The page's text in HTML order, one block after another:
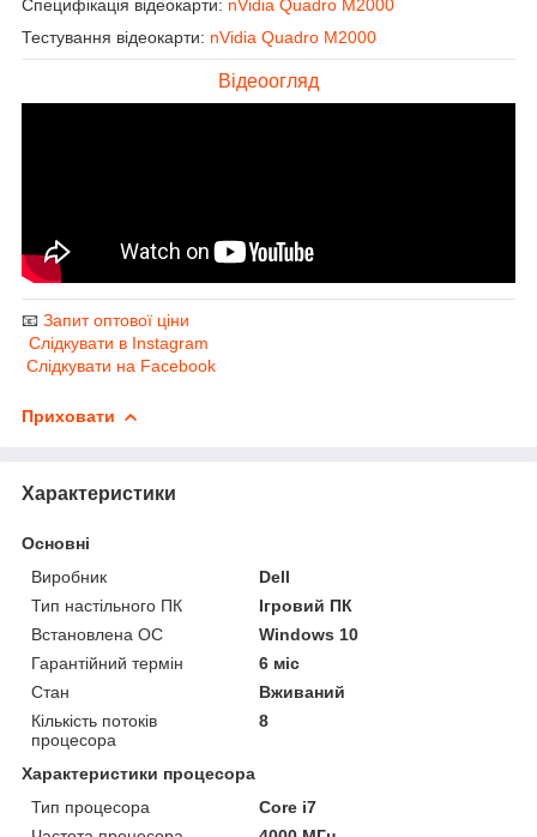
Специфікація відеокарти: nVidia Quadro M2000
Тестування відеокарти: nVidia Quadro M2000
Відеоогляд
📧 Запит оптової ціни
Слідкувати в Instagram
Слідкувати на Facebook
Приховати
Характеристики
Основні
Виробник
Dell
Тип настільного ПК
Ігровий ПК
Встановлена ОС
Windows 10
Гарантійний термін
6 міс
Стан
Вживаний
Кількість потоків
процесора
8
Характеристики процесора
Тип процесора
Core i7